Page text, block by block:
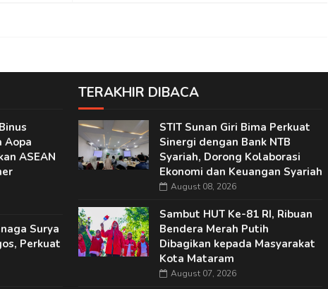
Aopa
ASEAN
Surya
Perkuat
TERAKHIR DIBACA
STIT Sunan Giri Bima Perkuat
Sinergi dengan Bank NTB
Syariah, Dorong Kolaborasi
Ekonomi dan Keuangan Syariah
August 08, 2026
Sambut HUT Ke-81 RI, Ribuan
Bendera Merah Putih
Dibagikan kepada Masyarakat
Kota Mataram
August 07, 2026